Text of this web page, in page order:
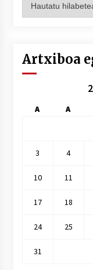
hilez
Artxiboa
A A
3 4
10 11
17 18
24 25
31